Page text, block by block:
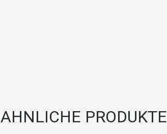
AHNLICHE PRODUKTE